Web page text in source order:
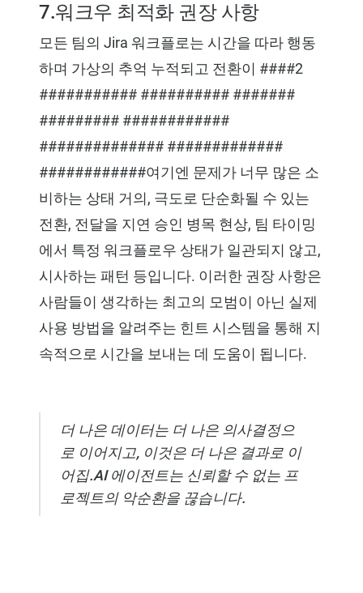
7.워크우 최적화 권장 사항
모든 팀의 Jira 워크플로는 시간을 따라 행동
하며 가상의 추억 누적되고 전환이 ####2
########### ########## #######
######### ############
############## #############
############여기엔 문제가 너무 많은 소
비하는 상태 거의, 극도로 단순화될 수 있는
전환, 전달을 지연 승인 병목 현상, 팀 타이밍
에서 특정 워크플로우 상태가 일관되지 않고,
시사하는 패턴 등입니다. 이러한 권장 사항은
사람들이 생각하는 최고의 모범이 아닌 실제
사용 방법을 알려주는 힌트 시스템을 통해 지
속적으로 시간을 보내는 데 도움이 됩니다.
더 나은 데이터는 더 나은 의사결정으
로 이어지고, 이것은 더 나은 결과로 이
어집.AI 에이전트는 신뢰할 수 없는 프
로젝트의 악순환을 끊습니다.